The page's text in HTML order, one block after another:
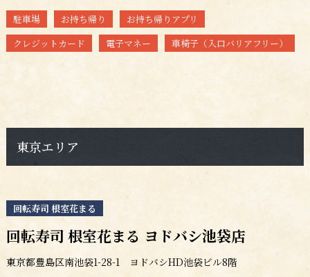
駐車場 お持ち帰り
お持ち帰りアプリ
クレジットカード
電子マネー 車椅子（入口バリアフリー）
東京エリア
回転寿司 根室花まる ヨドバシ池袋店
回転寿司 根室花まる
東京都豊島区南池袋1-28-1 ヨドバシHD池袋ビル8階